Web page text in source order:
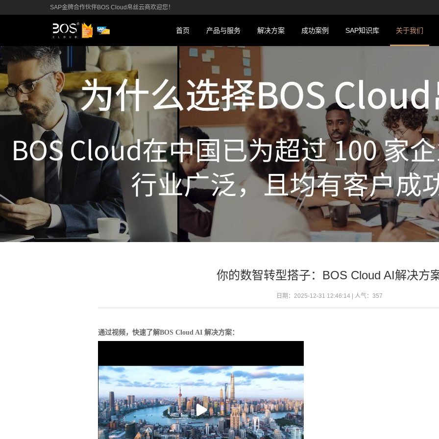
SAP金牌合作伙伴BOS Cloud帛丝云商欢迎您！
首页 产品与服务 解决方案 成功案例 SAP知识库 关于我们
你的数智转型搭子：BOS Cloud AI解决方
日期：2025-12-31 12:46:14 | 人气： 357
通过视频，快速了解BOS Cloud AI 解决方案：